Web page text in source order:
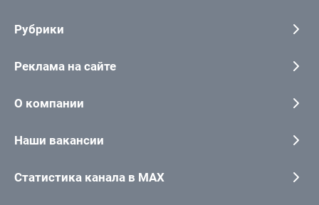
Рубрики
Реклама на сайте
О компании
Наши вакансии
Статистика канала в MAX